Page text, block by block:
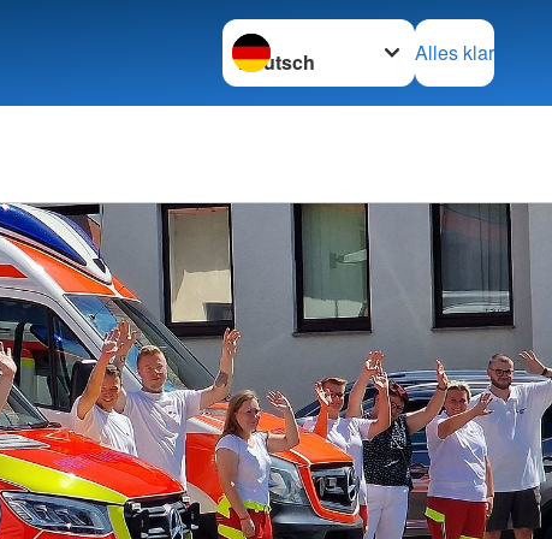
Sprache wechseln zu
Alles klar